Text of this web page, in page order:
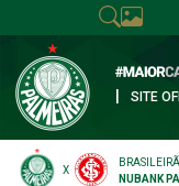
SITE
X
NUBANK